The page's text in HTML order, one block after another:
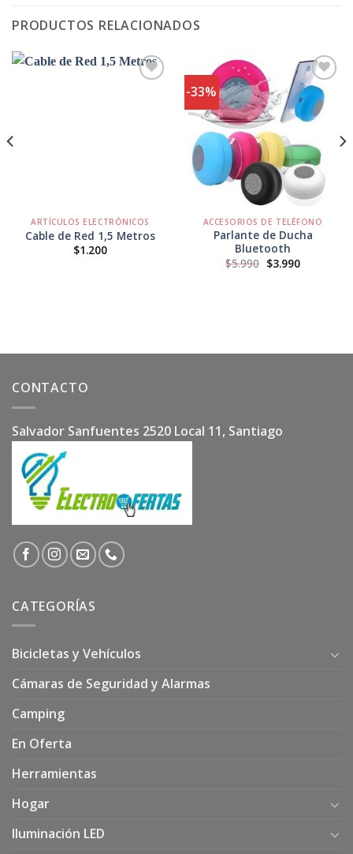
PRODUCTOS RELACIONADOS
ARTÍCULOS ELECTRÓNICOS
Cable de Red 1,5 Metros
$1.200
-33%
Agregar
ACCESORIOS DE TELÉFONO
Parlante de Ducha
Bluetooth
$5.990 El
precio
$3.990El
precio
CONTACTO
Salvador Sanfuentes 2520 Local 11, Santiago
CATEGORÍAS
Bicicletas y Vehículos
Cámaras de Seguridad y Alarmas
Camping
En Oferta
Herramientas
Hogar
Iluminación LED